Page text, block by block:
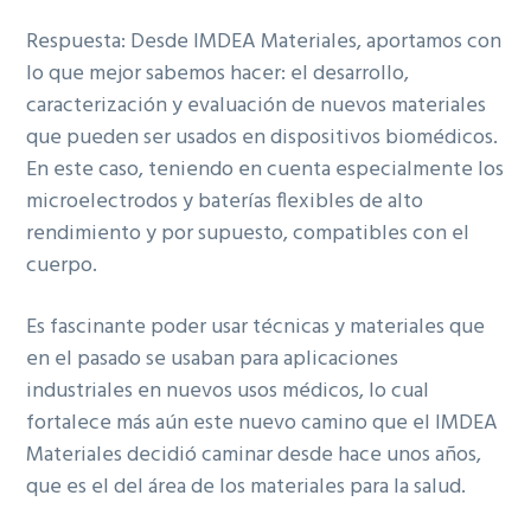
Respuesta: Desde IMDEA Materiales, aportamos con
lo que mejor sabemos hacer: el desarrollo,
caracterización y evaluación de nuevos materiales
que pueden ser usados en dispositivos biomédicos.
En este caso, teniendo en cuenta especialmente los
microelectrodos y baterías flexibles de alto
rendimiento y por supuesto, compatibles con el
cuerpo.
Es fascinante poder usar técnicas y materiales que
en el pasado se usaban para aplicaciones
industriales en nuevos usos médicos, lo cual
fortalece más aún este nuevo camino que el IMDEA
Materiales decidió caminar desde hace unos años,
que es el del área de los materiales para la salud.